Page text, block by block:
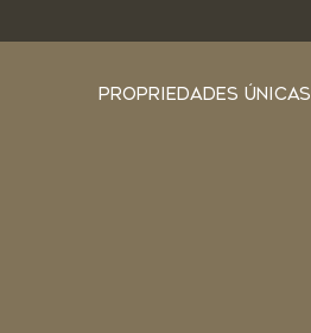
PROPRIEDADES ÚNICAS